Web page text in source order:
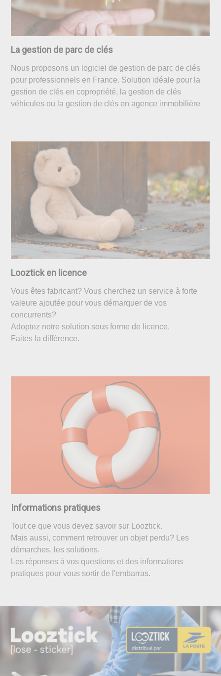
La gestion de parc de clés
Nous proposons un logiciel de gestion de parc de clés
pour professionnels en France. Solution idéale pour la
gestion de clés en copropriété, la gestion de clés
véhicules ou la gestion de clés en agence immobilière
Looztick en licence
Vous êtes fabricant? Vous cherchez un service à forte
valeure ajoutée pour vous démarquer de vos
concurrents?
Adoptez notre solution sous forme de licence.
Faites la différence.
Informations pratiques
Tout ce que vous devez savoir sur Looztick.
Mais aussi, comment retrouver un objet perdu? Les
démarches, les solutions.
Les réponses à vos questions et des informations
pratiques pour vous sortir de l'embarras.